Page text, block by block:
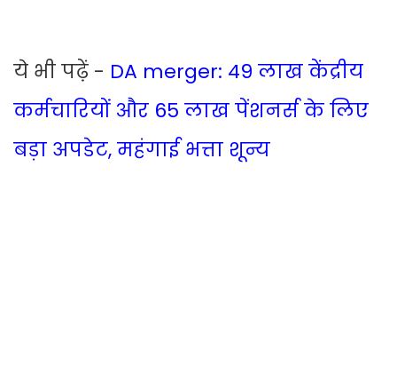
ये भी पढ़ें - DA merger: 49 लाख केंद्रीय
कर्मचारियों और 65 लाख पेंशनर्स के लिए
बड़ा अपडेट, महंगाई भत्ता शून्य